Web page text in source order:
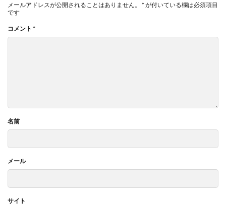
メールアドレスが公開されることはありません。 *が付いている欄は必須項目
です
コメント *
名前
メール
サイト